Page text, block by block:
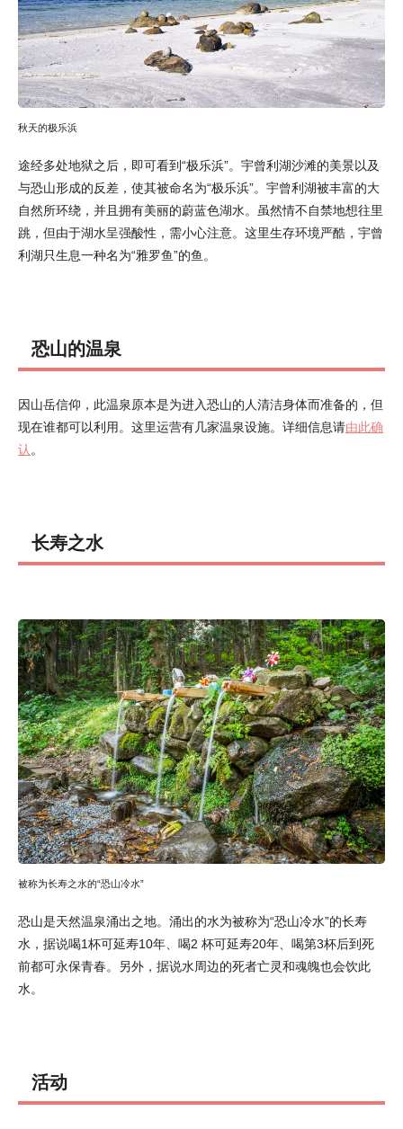
秋天的极乐浜
途经多处地狱之后，即可看到“极乐浜”。宇曾利湖沙滩的美景以及
与恐山形成的反差，使其被命名为“极乐浜”。宇曾利湖被丰富的大
自然所环绕，并且拥有美丽的蔚蓝色湖水。虽然情不自禁地想往里
跳，但由于湖水呈强酸性，需小心注意。这里生存环境严酷，宇曾
利湖只生息一种名为“雅罗鱼”的鱼。
恐山的温泉
因山岳信仰，此温泉原本是为进入恐山的人清洁身体而准备的，但
现在谁都可以利用。这里运营有几家温泉设施。详细信息请由此确
认 。
长寿之水
被称为长寿之水的“恐山冷水”
恐山是天然温泉涌出之地。涌出的水为被称为“恐山冷水”的长寿
水，据说喝1杯可延寿10年、喝2 杯可延寿20年、喝第3杯后到死
前都可永保青春。另外，据说水周边的死者亡灵和魂魄也会饮此
水。
活动